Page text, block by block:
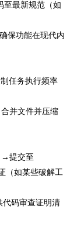
至最新规范（如
保功能在现代内
任务执行频率
并文件并压缩
→提交至
（如某些破解工
码审查证明清